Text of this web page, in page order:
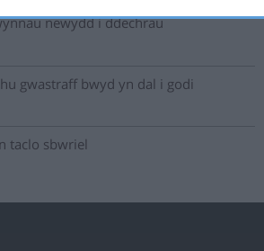
newydd i ddechrau
gwastraff bwyd yn dal i godi
taclo sbwriel